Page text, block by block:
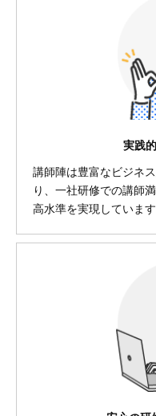
実践
講師陣は豊富なビジネ
り、一社研修での講師
高水準を実現しています